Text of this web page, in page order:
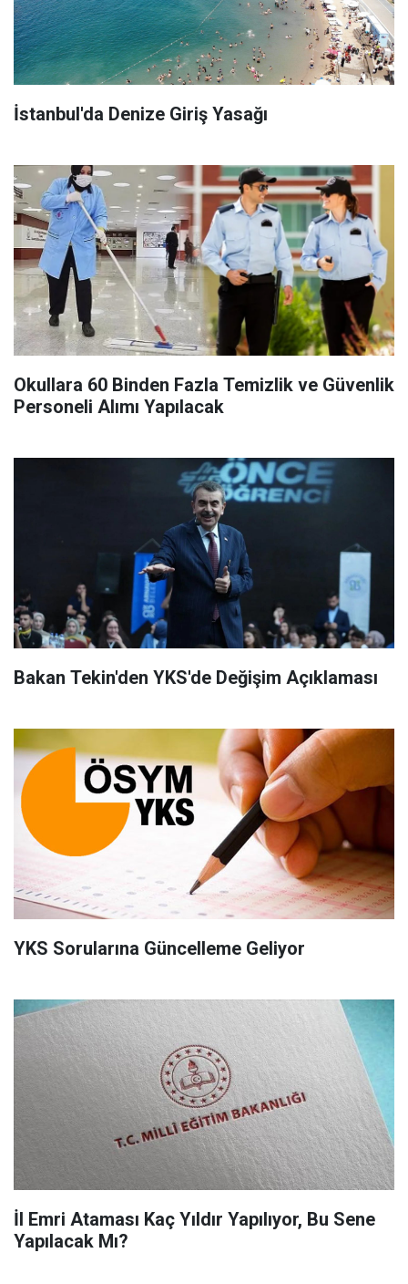
İstanbul'da Denize Giriş Yasağı
Okullara 60 Binden Fazla Temizlik ve Güvenlik
Personeli Alımı Yapılacak
Bakan Tekin'den YKS'de Değişim Açıklaması
YKS Sorularına Güncelleme Geliyor
İl Emri Ataması Kaç Yıldır Yapılıyor, Bu Sene
Yapılacak Mı?